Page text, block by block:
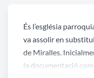
És l’església
va assolir en
de Miralles.
la documentació